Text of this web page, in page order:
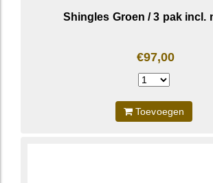
Shingles Groen / 3 pak incl.
€97,00
Toevoegen